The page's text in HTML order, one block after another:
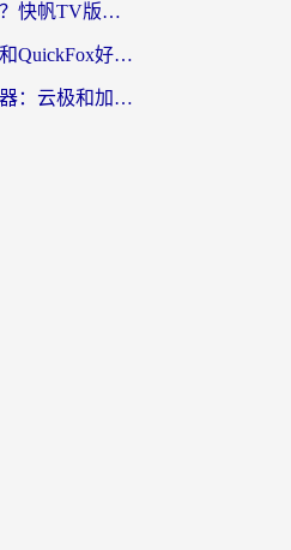
海外看国内剧总卡？快帆TV版VPN好用吗？和海牛VPN对比哪个回国效果更好？
海外党必看：斧牛和QuickFox好用吗？3步选对回国加速器，无缝刷国内剧玩游戏
海外党选回国加速器：云极和加速喵哪个好？附3款热门工具实测对比